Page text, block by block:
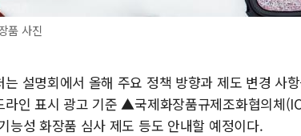
품 사진
는 설명회에서 올해 주요 정책 방향과 제도 변경 사
라인 표시 광고 기준 ▲국제화장품규제조화협의체
능성 화장품 심사 제도 등도 안내할 예정이다.